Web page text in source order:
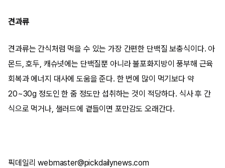
견과류
견과류는 간식처럼 먹을 수 있는 가장 간편한 단백질 보충식이다. 아
몬드, 호두, 캐슈넛에는 단백질뿐 아니라 불포화지방이 풍부해 근육
회복과 에너지 대사에 도움을 준다. 한 번에 많이 먹기보다 약
20~30g 정도인 한 줌 정도만 섭취하는 것이 적당하다. 식사 후 간
식으로 먹거나, 샐러드에 곁들이면 포만감도 오래간다.
픽데일리 webmaster@pickdailynews.com